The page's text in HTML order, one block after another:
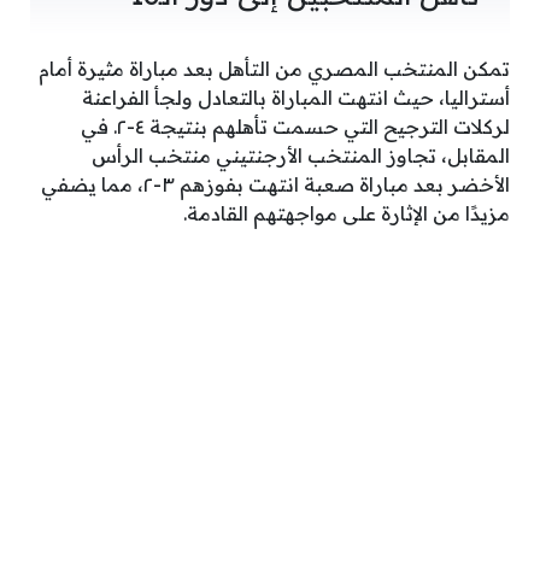
تمكن المنتخب المصري من التأهل بعد مباراة مثيرة أمام
أستراليا، حيث انتهت المباراة بالتعادل ولجأ الفراعنة
لركلات الترجيح التي حسمت تأهلهم بنتيجة ٤-٢. في
المقابل، تجاوز المنتخب الأرجنتيني منتخب الرأس
الأخضر بعد مباراة صعبة انتهت بفوزهم ٣-٢، مما يضفي
مزيدًا من الإثارة على مواجهتهم القادمة.